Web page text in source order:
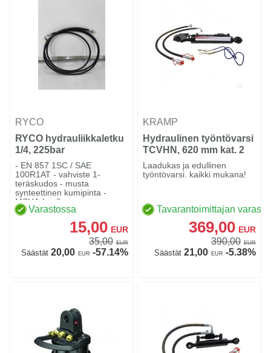
RYCO
RYCO hydrauliikkaletku
1/4, 225bar
- EN 857 1SC / SAE
100R1AT - vahviste 1-
teräskudos - musta
synteettinen kumipinta -
MSHA-hyv&a...
Varastossa
15,00 EUR
35,00 EUR
Säästät20,00 EUR -57.14%
KRAMP
Hydraulinen työntövarsi
TCVHN, 620 mm kat. 2
Laadukas ja edullinen
työntövarsi. kaikki mukana!
Tavarantoimittajan
369,00 EUR
390,00 EUR
Säästät21,00 EUR -5.38%